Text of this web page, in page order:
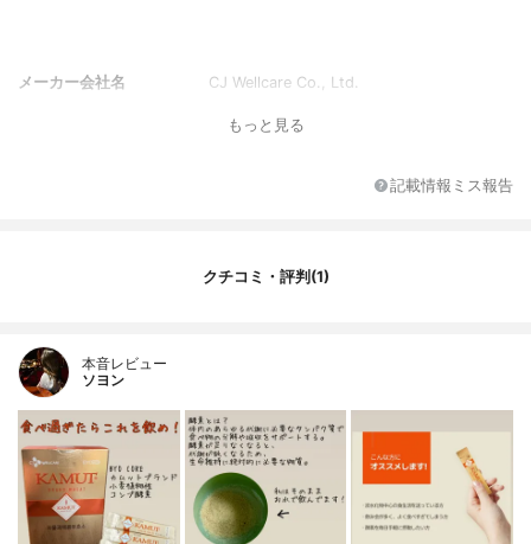
メーカー会社名 CJ Wellcare Co., Ltd.
もっと見る
記載情報ミス報告
クチコミ・評判(1)
本音レビュー
ソヨン